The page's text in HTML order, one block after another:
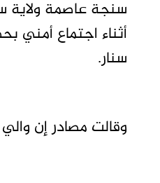
أثناء اجتماع أمني
سنار.
وقالت مصادر إن